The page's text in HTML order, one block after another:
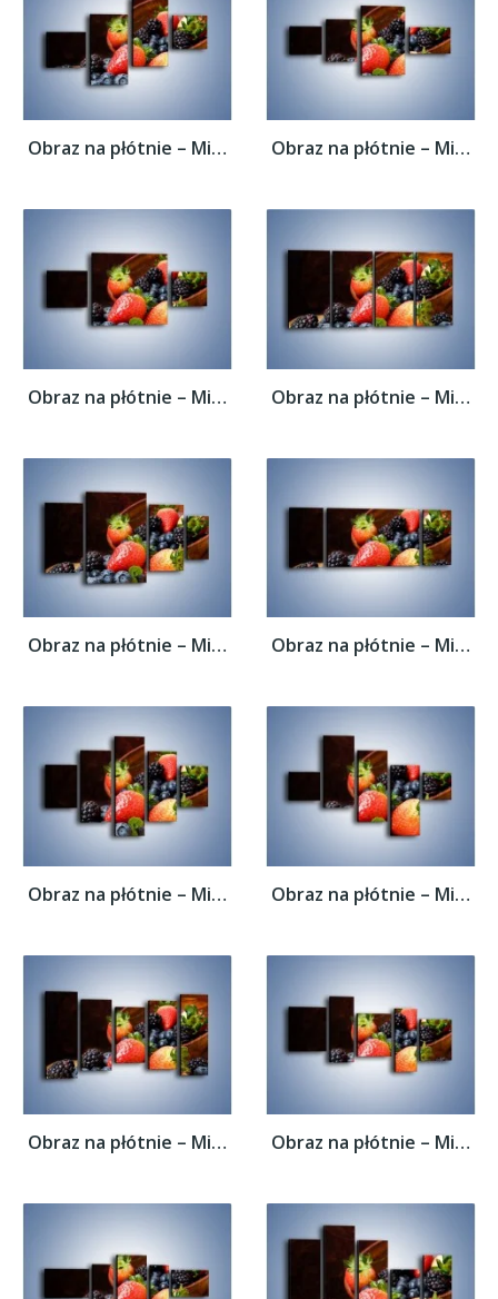
Obraz na płótnie – Misa pełna owocowego... Obraz na płótnie – Misa pełna owocowego...
Obraz na płótnie – Misa pełna owocowego... Obraz na płótnie – Misa pełna owocowego...
Obraz na płótnie – Misa pełna owocowego... Obraz na płótnie – Misa pełna owocowego...
Obraz na płótnie – Misa pełna owocowego... Obraz na płótnie – Misa pełna owocowego...
Obraz na płótnie – Misa pełna owocowego... Obraz na płótnie – Misa pełna owocowego...